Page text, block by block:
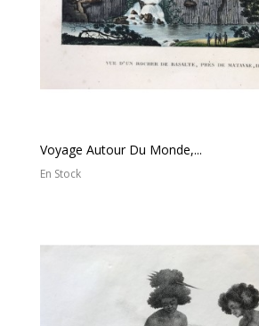
Voyage Autour Du Monde,...
En Stock